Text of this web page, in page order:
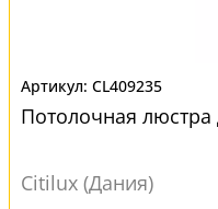
CL409235
Потолочная люстра
Citilux (Дания)